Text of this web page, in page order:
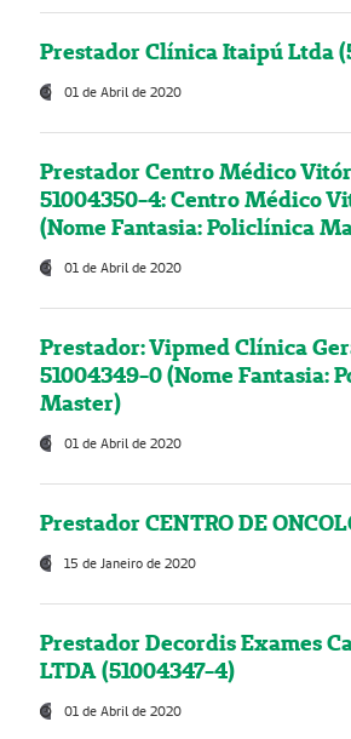
Prestador Clínica Itaipú Ltda
01 de Abril de 2020
Prestador Centro Médico
51004350-4: Centro Médico
(Nome Fantasia: Policlínica
01 de Abril de 2020
Prestador: Vipmed Clínica
51004349-0 (Nome Fantasia:
Master)
01 de Abril de 2020
Prestador CENTRO DE
15 de Janeiro de 2020
Prestador Decordis Exames
LTDA (51004347-4)
01 de Abril de 2020